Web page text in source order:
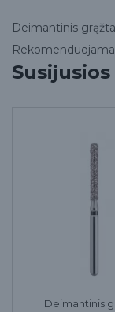
Deimantinis
Deimantinis